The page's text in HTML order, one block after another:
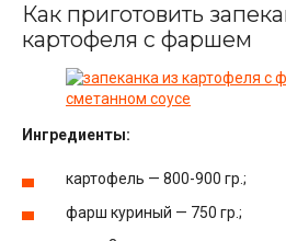
Как приготовить
картофеля с фаршем
Ингредиенты:
картофель — 800-900 гр.;
фарш куриный — 750 гр.;